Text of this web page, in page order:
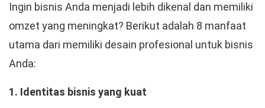
Ingin bisnis Anda menjadi lebih dikenal dan memiliki
omzet yang meningkat? Berikut adalah 8 manfaat
utama dari memiliki desain profesional untuk bisnis
Anda:
1. Identitas bisnis yang kuat